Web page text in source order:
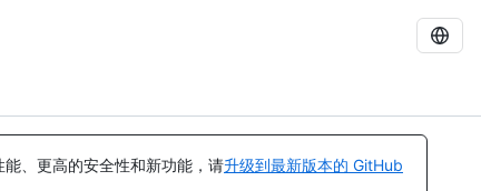
、更高的安全性和新功能，请升级到最新版本的 GitHub